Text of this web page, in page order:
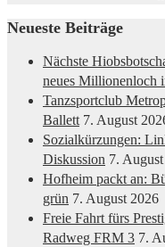
Neueste Beiträge
Nächste
neues Millionenloch
Tanzsportclub
Ballett 7. August
Sozialkürzungen:
Diskussion 7.
Hofheim packt an:
grün 7. August 2026
Freie Fahrt fürs
Radweg FRM 3 7.